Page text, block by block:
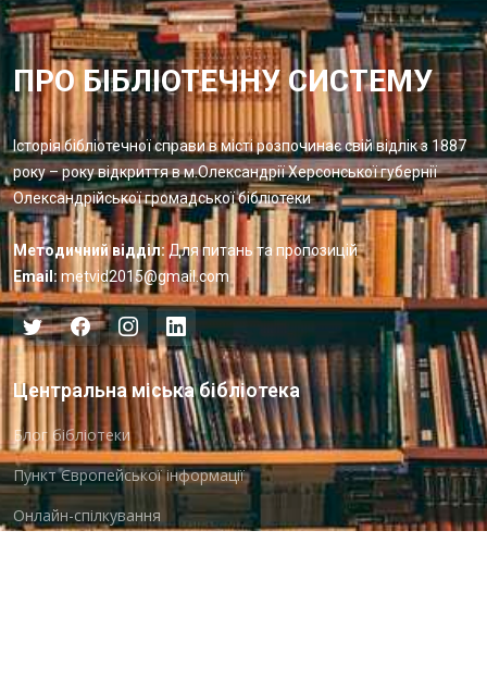
ПРО БІБЛІОТЕЧНУ СИСТЕМУ
Історія бібліотечної справи в місті розпочинає свій відлік з 1887
року – року відкриття в м.Олександрії Херсонської губернії
Олександрійської громадської бібліотеки
Методичний відділ: Для питань та пропозицій
Email: metvid2015@gmail.com
Центральна міська бібліотека
Блог бібліотеки
Пункт Європейської інформації
Онлайн-спілкування